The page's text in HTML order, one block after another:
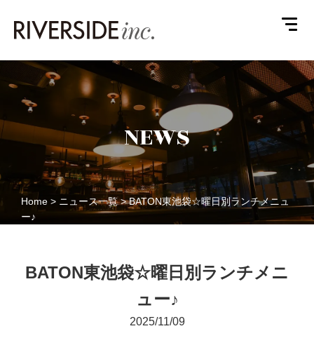
TOP トップ
ABOUT 私たちについて
RESTAURANT 店舗
COMPANY 会社概要
RECRUIT 採用情報
CONTACT お問合せ
NEWS
Home > ニュース一覧>BATON東池袋☆曜日別ランチメニュ
ー♪
BATON東池袋☆曜日別ランチメニ
ュー♪
2025/11/09